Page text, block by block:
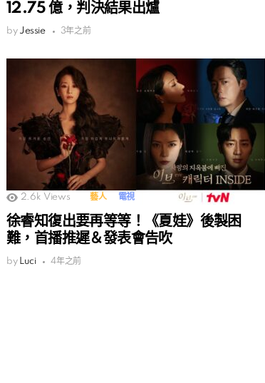
12.75 億，判決結果出爐
by Jessie 3年之前
2.6k Views 藝人 電視
徐睿知復出要再等等！《夏娃》後製困
難，首播推遲＆發表會告吹
by Luci 4年之前